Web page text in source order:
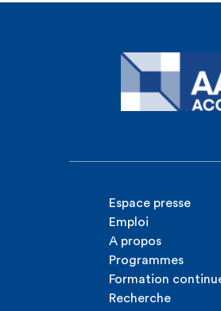
Espace presse
Emploi
A propos
Programmes
Formation
Recherche